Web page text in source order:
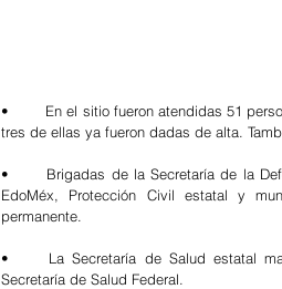
•	En el sitio fueron atendidas 51 personas de las cuales 11 fueron trasladadas a diversos hospitales,
tres de ellas ya fueron dadas de alta.
•	Brigadas de la Secretaría de la Defensa Nacional, Guardia Nacional, Secretaría de Seguridad del
EdoMéx, Protección Civil estatal y
permanente.
•	La Secretaría de Salud estatal mantiene coordinación con el Municipio de Chimalhuacán y la
Secretaría de Salud Federal.